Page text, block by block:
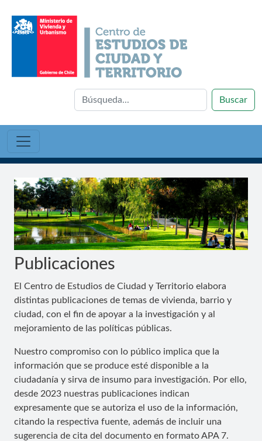
Buscar
Publicaciones
El Centro de Estudios de Ciudad y Territorio elabora
distintas publicaciones de temas de vivienda, barrio y
ciudad, con el fin de apoyar a la investigación y al
mejoramiento de las políticas públicas.
Nuestro compromiso con lo público implica que la
información que se produce esté disponible a la
ciudadanía y sirva de insumo para investigación. Por ello,
desde 2023 nuestras publicaciones indican
expresamente que se autoriza el uso de la información,
citando la respectiva fuente, además de incluir una
sugerencia de cita del documento en formato APA 7.